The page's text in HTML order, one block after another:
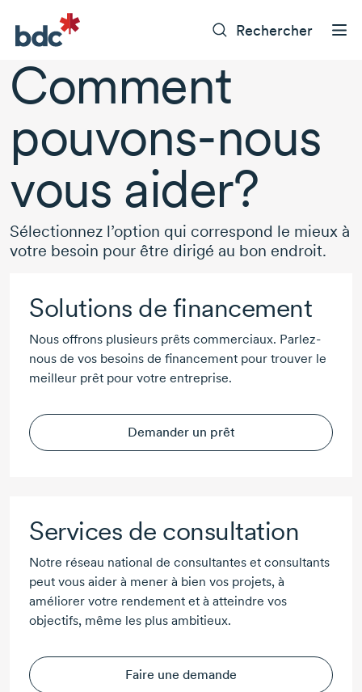
Rechercher
Comment
pouvons-nous
vous aider?
Sélectionnez l’option qui correspond le mieux à
votre besoin pour être dirigé au bon endroit.
Solutions de financement
Nous offrons plusieurs prêts commerciaux. Parlez-
nous de vos besoins de financement pour trouver le
meilleur prêt pour votre entreprise.
Demander un prêt
Services de consultation
Notre réseau national de consultantes et consultants
peut vous aider à mener à bien vos projets, à
améliorer votre rendement et à atteindre vos
objectifs, même les plus ambitieux.
Faire une demande